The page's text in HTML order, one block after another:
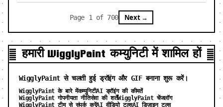
Page 1 of 700 Next →
हमारी WigglyPaint कम्युनिटी में शामिल हों
WigglyPaint से चलती हुई ड्रॉइंग और GIF बनाना शुरू करें।
WigglyPaint के बारे मेंकम्युनिटीAI ड्रॉइंग की कीमतें
WigglyPaint गोपनीयता नीतिसेवा की शर्तेंWigglyPaint चेंजलॉग
WigglyPaint टीम से संपर्क करेंAI वीडियो टूल्सAI डिज़ाइन टूल्स